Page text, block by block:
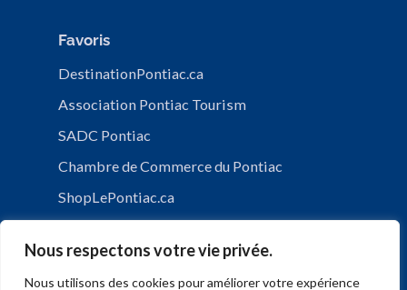
Nous respectons votre vie privée.
Nous utilisons des cookies pour améliorer votre expérience
Favoris
DestinationPontiac.ca
Association Pontiac Tourism
SADC Pontiac
Chambre de Commerce du Pontiac
ShopLePontiac.ca